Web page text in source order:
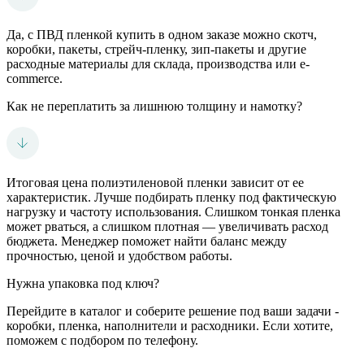
Да, с ПВД пленкой купить в одном заказе можно скотч,
коробки, пакеты, стрейч-пленку, зип-пакеты и другие
расходные материалы для склада, производства или e-
commerce.
Как не переплатить за лишнюю толщину и намотку?
Итоговая цена полиэтиленовой пленки зависит от ее
характеристик. Лучше подбирать пленку под фактическую
нагрузку и частоту использования. Слишком тонкая пленка
может рваться, а слишком плотная — увеличивать расход
бюджета. Менеджер поможет найти баланс между
прочностью, ценой и удобством работы.
Нужна упаковка под ключ?
Перейдите в каталог и соберите решение под ваши задачи -
коробки, пленка, наполнители и расходники. Если хотите,
поможем с подбором по телефону.